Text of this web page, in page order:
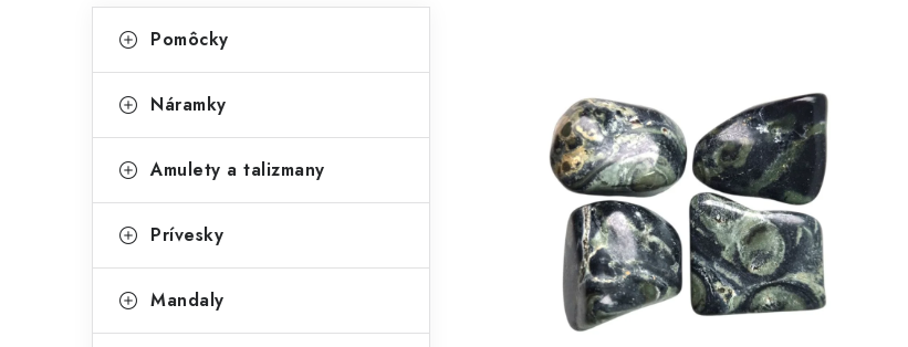
o
n
ý
a
n
kategórie
a
e
ó
i
Pomôcky
Náramky
Amulety a talizmany
Prívesky
Mandaly